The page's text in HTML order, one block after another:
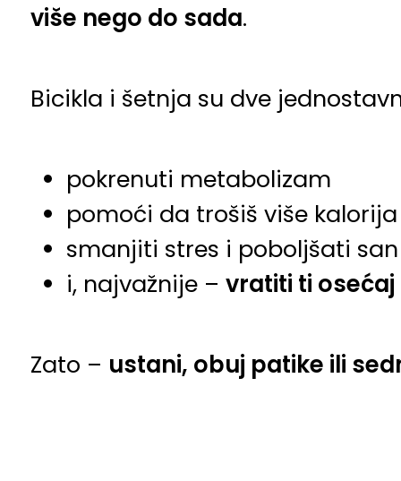
više nego do sada.
Bicikla i šetnja su dve
pokrenuti metabolizam
pomoći da trošiš više kalorija
smanjiti stres i poboljšati san
i, najvažnije – vratiti ti
Zato – ustani, obuj patike ili